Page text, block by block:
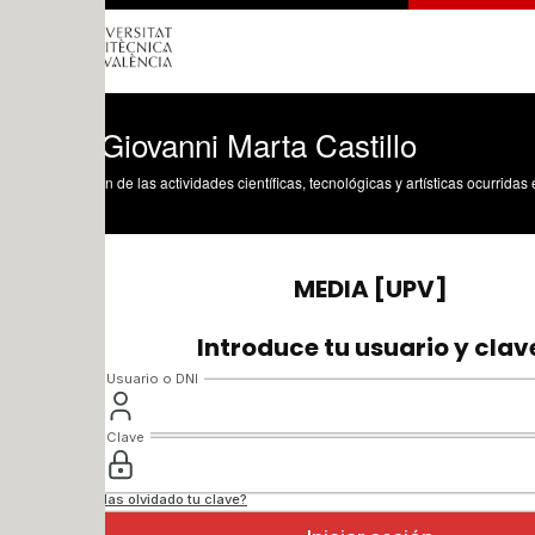
Marta Castillo
de las actividades científicas, tecnológicas y artísticas ocurridas en los tres